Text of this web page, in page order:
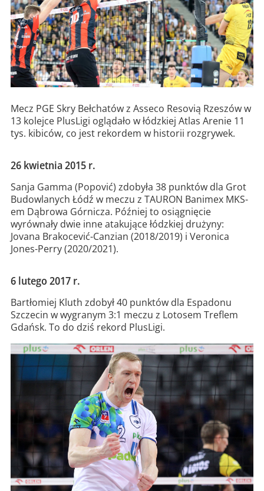
Mecz PGE Skry Bełchatów z Asseco Resovią Rzeszów w
13 kolejce PlusLigi oglądało w łódzkiej Atlas Arenie 11
tys. kibiców, co jest rekordem w historii rozgrywek.
26 kwietnia 2015 r.
Sanja Gamma (Popović) zdobyła 38 punktów dla Grot
Budowlanych Łódź w meczu z TAURON Banimex MKS-
em Dąbrowa Górnicza. Później to osiągnięcie
wyrównały dwie inne atakujące łódzkiej drużyny:
Jovana Brakocević-Canzian (2018/2019) i Veronica
Jones-Perry (2020/2021).
6 lutego 2017 r.
Bartłomiej Kluth zdobył 40 punktów dla Espadonu
Szczecin w wygranym 3:1 meczu z Lotosem Treflem
Gdańsk. To do dziś rekord PlusLigi.